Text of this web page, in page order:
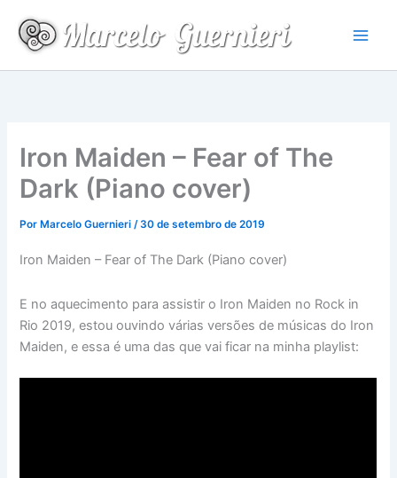
para
conteúdo
Iron Maiden – Fear of The
Dark (Piano cover)
Por Marcelo Guernieri/30 de setembro de 2019
Iron Maiden – Fear of The Dark (Piano cover)
E no aquecimento para assistir o Iron Maiden no Rock in
Rio 2019, estou ouvindo várias versões de músicas do Iron
Maiden, e essa é uma das que vai ficar na minha playlist: